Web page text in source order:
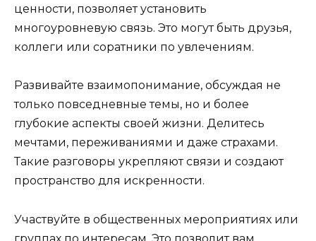
ценности, позволяет установить
многоуровневую связь. Это могут быть друзья,
коллеги или соратники по увлечениям.
Развивайте взаимопонимание, обсуждая не
только повседневные темы, но и более
глубокие аспекты своей жизни. Делитесь
мечтами, переживаниями и даже страхами.
Такие разговоры укрепляют связи и создают
пространство для искренности.
Участвуйте в общественных мероприятиях или
группах по интересам. Это позволит вам